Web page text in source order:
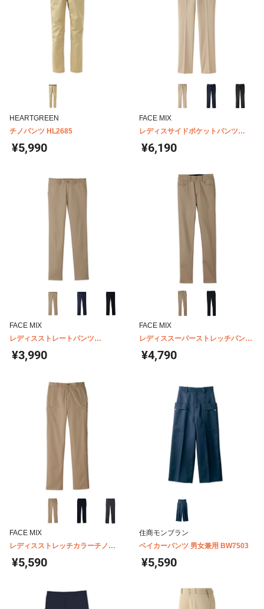
HEARTGREEN
チノパンツ HL2685
¥5,990
FACE MIX
レディスサイドポケットパンツ
FP6304L
¥6,190
FACE MIX
レディスストレートパンツ
FP6317L
¥3,990
FACE MIX
レディススーパーストレッチパンツ
FP6319L
¥4,790
FACE MIX
レディスストレッチカラーチノ
FP6305L
¥5,590
住商モンブラン
ベイカーパンツ 男女兼用 BW7503
¥5,590